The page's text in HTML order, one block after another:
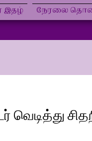
இதழ் நேரலை
வெடித்து